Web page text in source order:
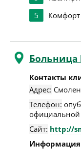
5
Больница
Контакты
Адрес:
Телефон:
официальной
Сайт: http://